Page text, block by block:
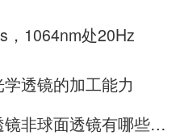
，1064nm处20Hz
透镜的加工能力
相比传统球面透镜非球面透镜有哪些优点？